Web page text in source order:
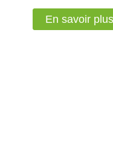
En savoir plus